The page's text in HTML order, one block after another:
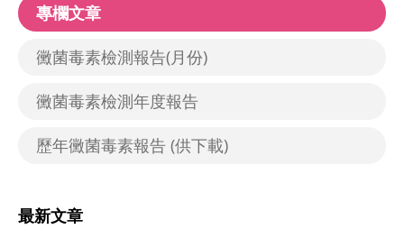
專欄文章
黴菌毒素檢測報告(月份)
黴菌毒素檢測年度報告
歷年黴菌毒素報告 (供下載)
最新文章